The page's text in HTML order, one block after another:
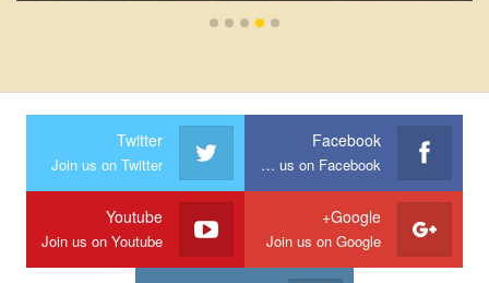
Facebook
Join us on Facebook
Twitter
Join us on Twitter
Google+
Join us on Google
Youtube
Join us on Youtube